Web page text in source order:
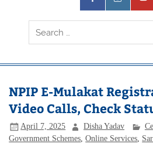
NPIP E-Mulakat
Video Calls, Check
April 7, 2025 Disha Yadav
Government Schemes ,Online Services